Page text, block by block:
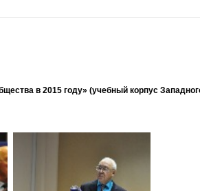
в 2015 году» (учебный корпус